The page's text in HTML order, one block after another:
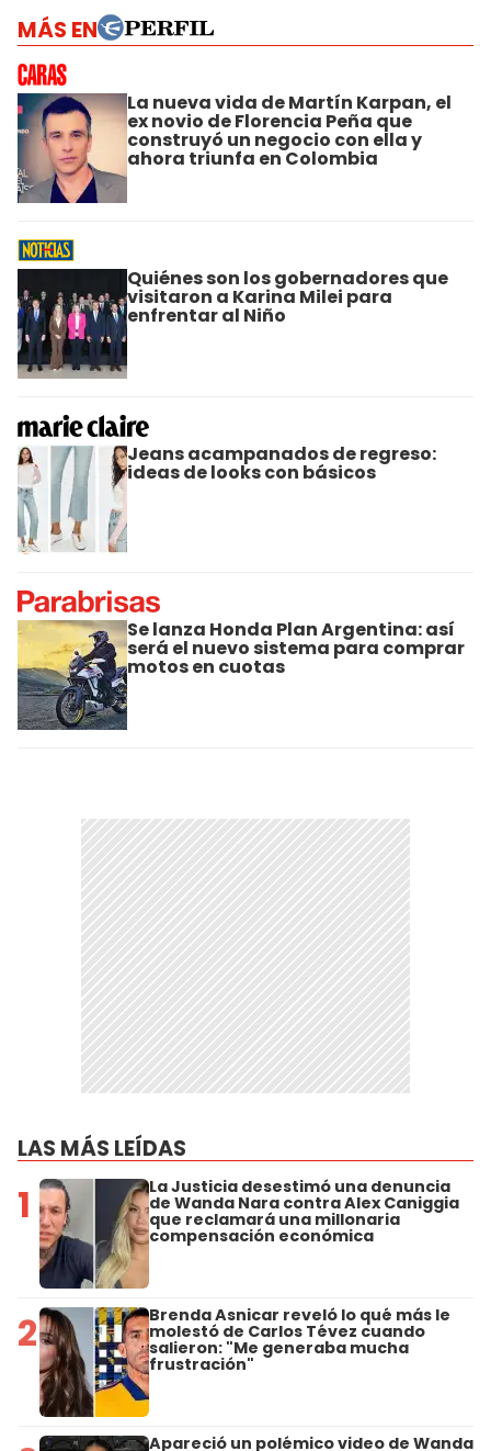
MÁS EN
La nueva vida de Martín Karpan, el
ex novio de Florencia Peña que
construyó un negocio con ella y
ahora triunfa en Colombia
Quiénes son los gobernadores que
visitaron a Karina Milei para
enfrentar al Niño
Jeans acampanados de regreso:
ideas de looks con básicos
Se lanza Honda Plan Argentina: así
será el nuevo sistema para comprar
motos en cuotas
LAS MÁS LEÍDAS
1 La Justicia desestimó una denuncia
de Wanda Nara contra Alex Caniggia
que reclamará una millonaria
compensación económica
2 Brenda Asnicar reveló lo qué más le
molestó de Carlos Tévez cuando
salieron: "Me generaba mucha
frustración"
Apareció un polémico video de Wanda